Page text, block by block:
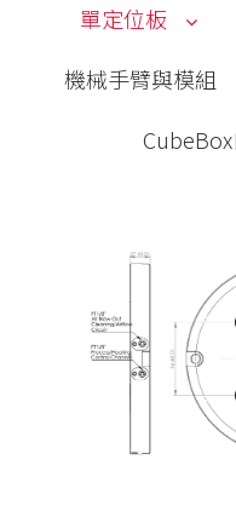
單定位板
PITCH52
單定位Ｌ底板
三面錐塔
立柱
機械手臂與模組
30-60公斤
60-150公斤
機械手臂客製化